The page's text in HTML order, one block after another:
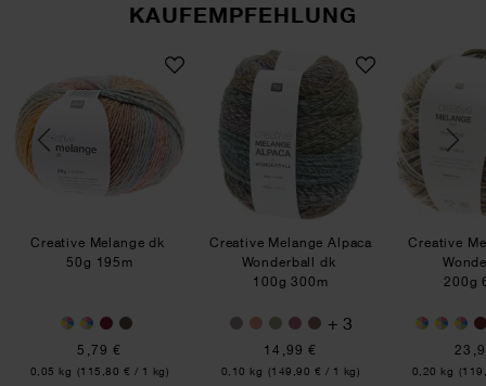
KAUFEMPFEHLUNG
Creative Melange dk
Creative Melange dk
50g 195m
5,79 €
Inhalt:
0,05 kg (115,80 € / 1 kg)
Creative Melange
Creative Melange Alpaca
Wonderball dk
100g 300m
+ 3
14,99 €
Inhalt:
0,10 kg (149,90 € / 1 kg)
Creative
200g
Inhalt:
0,20 kg